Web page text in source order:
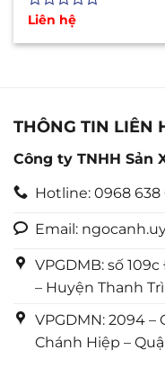
Được
hạng
Liên hệ
THÔNG TIN LIÊN
Công ty TNHH Sản
Hotline: 0968 638
Email:
VPGDMB: số
– Huyện Thanh
VPGDMN: 2094 –
Chánh Hiệp –